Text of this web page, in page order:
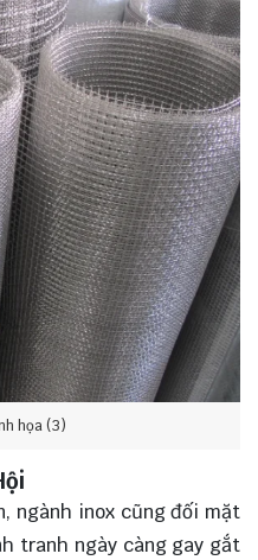
họa (3)
ngành inox cũng đối mặt
tranh ngày càng gay gắt